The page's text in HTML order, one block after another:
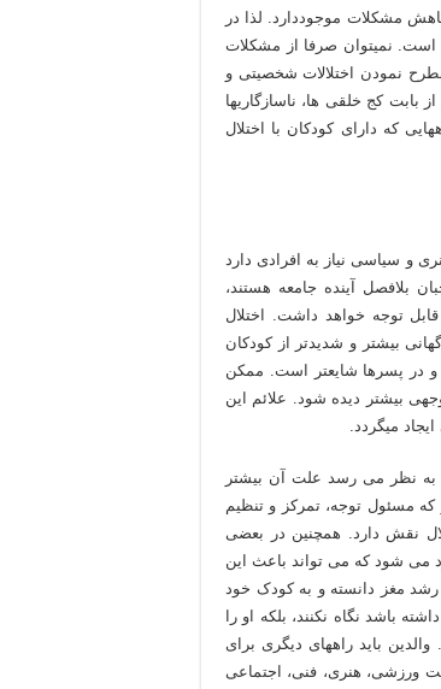
مشکلات موجوددارد. لذا در
نمی­توان صرفا از مشکلات
نمودن اختلالات شخصیتی و
کج خلقی ها، ناسازگاریها
که دارای کودکان با اختلال
و سیاسی نیاز به افرادی دارد
بلافصل آینده جامعه هستند،
توجه خواهد داشت. اختلال
بیشتر و شدیدتر از کودکان
مبتلا هستند و در پسرها شایع­تر است. ممکن
بیشتر دیده شود. علائم این
به نظر می رسد علت آن بیشتر
مسئول توجه، تمرکز و تنظیم
نقش دارد. همچنین در بعضی
می شود که می تواند باعث این
رشد مغز دانسته و به کودک خود
باشد نگاه نکنند، بلکه او را
باید راههای دیگری برای
ورزشی، هنری، فنی، اجتماعی